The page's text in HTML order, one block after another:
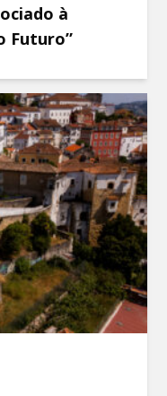
à
Futuro”